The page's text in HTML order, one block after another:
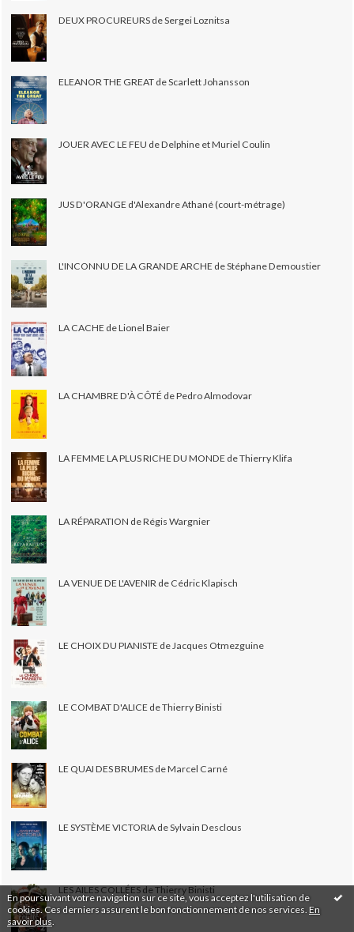
En poursuivant votre navigation sur ce site, vous acceptez l'utilisation de
cookies. Ces derniers assurent le bon fonctionnement de nos services. En
savoir plus
DEUX PROCUREURS de Sergei Loznitsa
ELEANOR THE GREAT de Scarlett Johansson
JOUER AVEC LE FEU de Delphine et Muriel Coulin
JUS D'ORANGE d'Alexandre Athané (court-métrage)
L'INCONNU DE LA GRANDE ARCHE de Stéphane Demoustier
LA CACHE de Lionel Baier
LA CHAMBRE D'À CÔTÉ de Pedro Almodovar
LA FEMME LA PLUS RICHE DU MONDE de Thierry Klifa
LA RÉPARATION de Régis Wargnier
LA VENUE DE L'AVENIR de Cédric Klapisch
LE CHOIX DU PIANISTE de Jacques Otmezguine
LE COMBAT D'ALICE de Thierry Binisti
LE QUAI DES BRUMES de Marcel Carné
LE SYSTÈME VICTORIA de Sylvain Desclous
LES AILES COLLÉES de Thierry Binisti